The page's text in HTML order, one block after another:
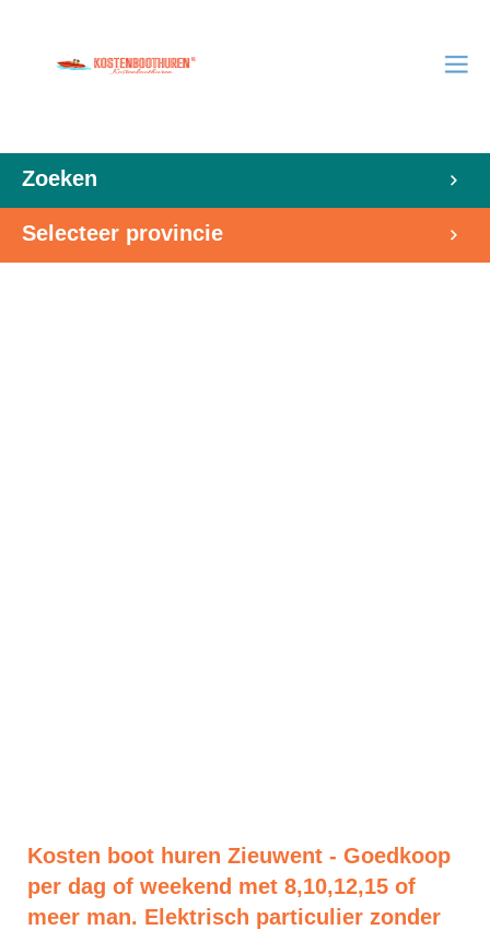
Zoeken
Selecteer provincie
Kosten boot huren Zieuwent - Goedkoop
per dag of weekend met 8,10,12,15 of
meer man. Elektrisch particulier zonder